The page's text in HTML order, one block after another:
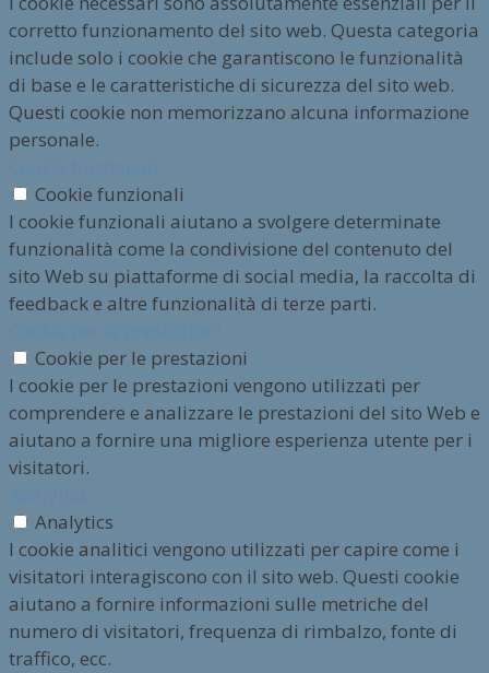
corretto funzionamento del sito web. Questa categoria
include solo i cookie che garantiscono le funzionalità
di base e le caratteristiche di sicurezza del sito web.
Questi cookie non memorizzano alcuna informazione
personale.
Cookie funzionali
I cookie funzionali aiutano a svolgere determinate
funzionalità come la condivisione del contenuto del
sito Web su piattaforme di social media, la raccolta di
feedback e altre funzionalità di terze parti.
Cookie per le prestazioni
I cookie per le prestazioni vengono utilizzati per
comprendere e analizzare le prestazioni del sito Web e
aiutano a fornire una migliore esperienza utente per i
visitatori.
Analytics
I cookie analitici vengono utilizzati per capire come i
visitatori interagiscono con il sito web. Questi cookie
aiutano a fornire informazioni sulle metriche del
numero di visitatori, frequenza di rimbalzo, fonte di
traffico, ecc.